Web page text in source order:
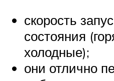
скорость
состояния
холодные);
они отлично